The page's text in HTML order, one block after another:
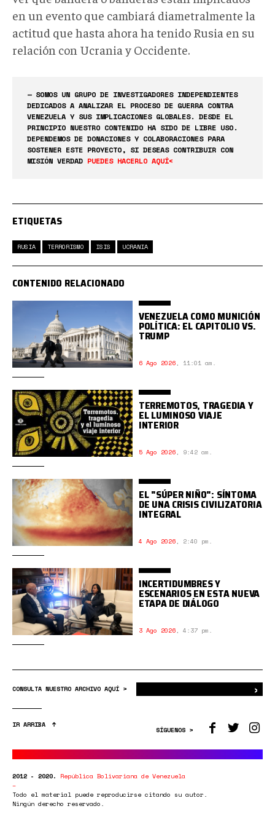
en un evento que cambiará diametralmente la
actitud que hasta ahora ha tenido Rusia en su
relación con Ucrania y Occidente.
— SOMOS UN GRUPO DE INVESTIGADORES INDEPENDIENTES
DEDICADOS A ANALIZAR EL PROCESO DE GUERRA CONTRA
VENEZUELA Y SUS IMPLICACIONES GLOBALES. DESDE EL
PRINCIPIO NUESTRO CONTENIDO HA SIDO DE LIBRE USO.
DEPENDEMOS DE DONACIONES Y COLABORACIONES PARA
SOSTENER ESTE PROYECTO, SI DESEAS CONTRIBUIR CON
MISIÓN VERDAD PUEDES HACERLO AQUÍ<
ETIQUETAS
RUSIA TERRORISMO ISIS UCRANIA
CONTENIDO RELACIONADO
VENEZUELA COMO MUNICIÓN
POLÍTICA: EL CAPITOLIO VS.
TRUMP
6 Ago 2026, 11:01 am.
TERREMOTOS, TRAGEDIA Y
EL LUMINOSO VIAJE
INTERIOR
5 Ago 2026, 9:42 am.
EL "SÚPER NIÑO": SÍNTOMA
DE UNA CRISIS CIVILIZATORIA
INTEGRAL
4 Ago 2026, 2:40 pm.
INCERTIDUMBRES Y
ESCENARIOS EN ESTA NUEVA
ETAPA DE DIÁLOGO
3 Ago 2026, 4:37 pm.
CONSULTA NUESTRO ARCHIVO AQUÍ > ›
IR ARRIBA
SÍGUENOS >
2012 - 2020. República Bolivariana de Venezuela
Todo el material puede reproducirse citando su autor.
Ningún derecho reservado.